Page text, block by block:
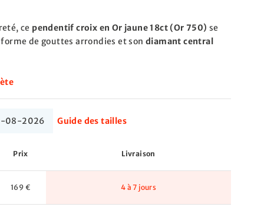
ce pendentif croix en Or jaune 18ct (Or 750) se
de gouttes arrondies et son diamant central
08-2026 Guide des tailles
Prix Livraison
169 € 4 à 7 jours